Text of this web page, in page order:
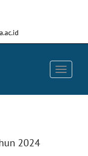
2024